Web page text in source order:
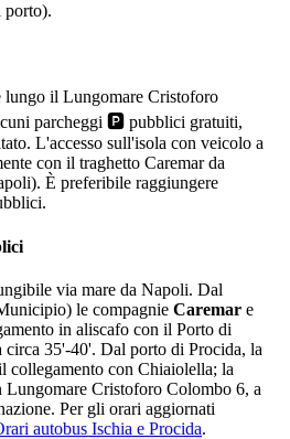
porto).
lungo il Lungomare Cristoforo
parcheggi 🅿️ pubblici gratuiti,
L'accesso sull'isola con veicolo a
con il traghetto Caremar da
È preferibile raggiungere
via mare da Napoli. Dal
le compagnie Caremar e
in aliscafo con il Porto di
circa 35'-40'. Dal porto di Procida, la
collegamento con Chiaiolella; la
Lungomare Cristoforo Colombo 6, a
Per gli orari aggiornati
autobus Ischia e Procida.